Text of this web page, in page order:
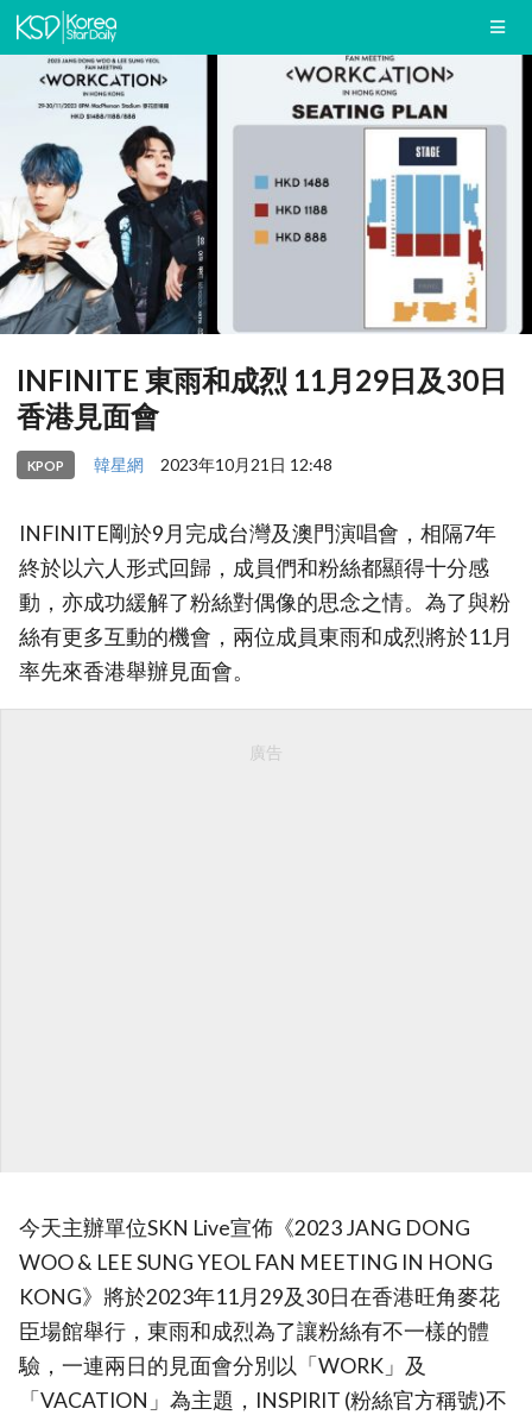
INFINITE 東雨和成烈 11月29日及30日
香港見面會
KPOP 韓星網 2023年10月21日 12:48
INFINITE剛於9月完成台灣及澳門演唱會，相隔7年
終於以六人形式回歸，成員們和粉絲都顯得十分感
動，亦成功緩解了粉絲對偶像的思念之情。為了與粉
絲有更多互動的機會，兩位成員東雨和成烈將於11月
率先來香港舉辦見面會。
廣告
今天主辦單位SKN Live宣佈《2023 JANG DONG
WOO & LEE SUNG YEOL FAN MEETING IN HONG
KONG》將於2023年11月29及30日在香港旺角麥花
臣場館舉行，東雨和成烈為了讓粉絲有不一樣的體
驗，一連兩日的見面會分別以「WORK」及
「VACATION」為主題，INSPIRIT (粉絲官方稱號)不